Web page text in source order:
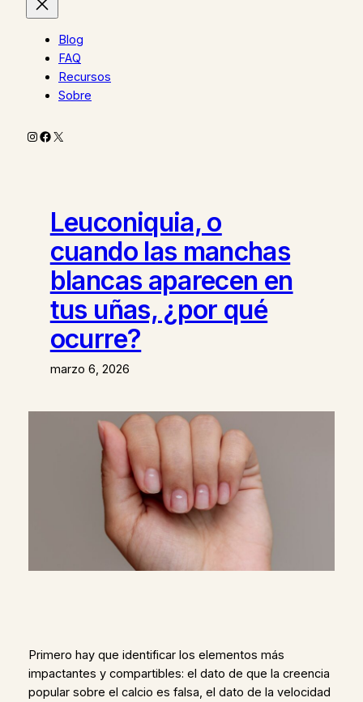
Blog
FAQ
Recursos
Sobre
Instagram
Facebook
X
Leuconiquia, o
cuando las manchas
blancas aparecen en
tus uñas, ¿por qué
ocurre?
marzo 6, 2026
Primero hay que identificar los elementos más
impactantes y compartibles: el dato de que la creencia
popular sobre el calcio es falsa, el dato de la velocidad